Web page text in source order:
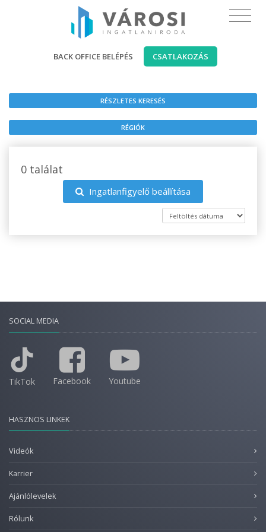
BACK OFFICE BELÉPÉS CSATLAKOZÁS
RÉSZLETES KERESÉS
RÉGIÓK
0 találat
Ingatlanfigyelő beállítása
SOCIAL MEDIA
TikTok Facebook Youtube
HASZNOS LINKEK
Videók
Karrier
Ajánlólevelek
Rólunk